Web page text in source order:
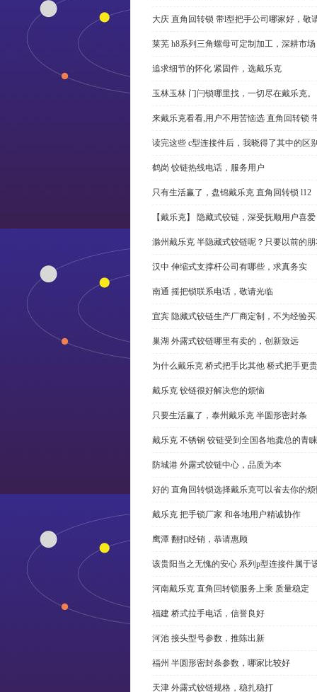
大庆 直角回转锁 带l型把手公司哪家好，敬
莱芜 h8系列三角螺母可定制加工，深耕市场
追求细节的怀化 紧固件，选戴乐克
玉林玉林 门闩锁哪里找，一切尽在戴乐克。
来戴乐克看看,用户不用苦恼选 直角回转锁
读完这些 c型连接件后，我晓得了其中的区
鹤岗 铰链热线电话，服务用户
只有生活赢了，盘锦戴乐克 直角回转锁 l12
【戴乐克】 隐藏式铰链，深受抚顺用户喜
滁州戴乐克 半隐藏式铰链呢？只要以前的
汉中 伸缩式支撑杆公司有哪些，求真务实
南通 摇把锁联系电话，敬请光临
宜宾 隐藏式铰链生产厂商定制，不为经验
巢湖 外露式铰链哪里有卖的，创新致远
为什么戴乐克 桥式把手比其他 桥式把手更
戴乐克 铰链很好解决您的烦恼
只要生活赢了，泰州戴乐克 半圆形密封条
戴乐克 不锈钢 铰链受到全国各地龚总的青睐
防城港 外露式铰链中心，品质为本
好的 直角回转锁选择戴乐克可以省去你的
戴乐克 把手锁厂家 和各地用户精诚协作
鹰潭 翻扣经销，恭请惠顾
该贵阳当之无愧的安心 系列p型连接件属于
河南戴乐克 直角回转锁服务上乘 质量稳定
福建 桥式拉手电话，信誉良好
河池 接头型号参数，推陈出新
福州 半圆形密封条参数，哪家比较好
天津 外露式铰链规格，稳扎稳打